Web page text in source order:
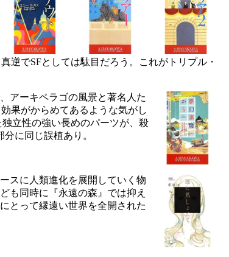
逆でSFとしては駄目だろう。これがトリプル・
アーキペラゴの風景と著名人た
果がからめてあるような気がし
立性の強い長めのパーツが、殺
に同じ誤植あり。
スに人類進化を展開していく物
も同時に『永遠の森』では抑え
とって縁遠い世界を全開された